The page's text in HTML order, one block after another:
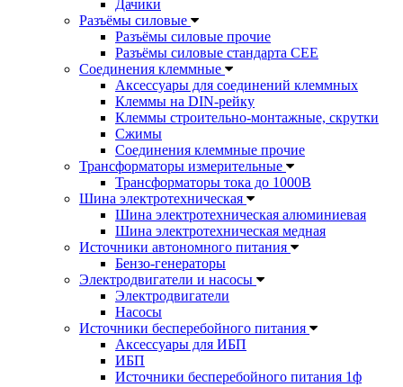
Дачики
Разъёмы силовые
Разъёмы силовые прочие
Разъёмы силовые стандарта CEE
Соединения клеммные
Аксессуары для соединений клеммных
Клеммы на DIN-рейку
Клеммы строительно-монтажные, скрутки
Сжимы
Соединения клеммные прочие
Трансформаторы измерительные
Трансформаторы тока до 1000В
Шина электротехническая
Шина электротехническая алюминиевая
Шина электротехническая медная
Источники автономного питания
Бензо-генераторы
Электродвигатели и насосы
Электродвигатели
Насосы
Источники бесперебойного питания
Аксессуары для ИБП
ИБП
Источники бесперебойного питания 1ф